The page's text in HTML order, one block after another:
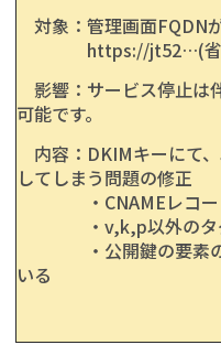
対象：管理画面FQDN
https://jt52…(省
影響：サービス停止は
可能です。
内容：DKIMキーにて
してしまう問題の修正
・CNAMEレコード
・v,k,p以外のタグ
・公開鍵の要素の判
いる